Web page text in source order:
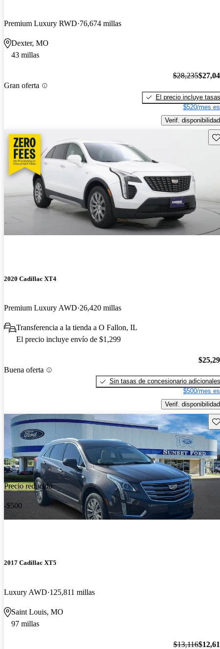
Premium Luxury RWD 76,674 millas
Dexter, MO
43 millas
Gran oferta
$28,235
El precio incluye tasas
$520/mes
Verif. disponibilidad
2020 Cadillac XT4
Premium Luxury AWD 26,420 millas
Transferencia a la tienda a O Fallon, IL
El precio incluye envío de $1,299
Buena oferta
Sin tasas de concesionario adicionales
$500/mes
Verif. disponibilidad
Precio reducido
-$500
2017 Cadillac XT5
Luxury AWD 125,811 millas
Saint Louis, MO
97 millas
$13,116